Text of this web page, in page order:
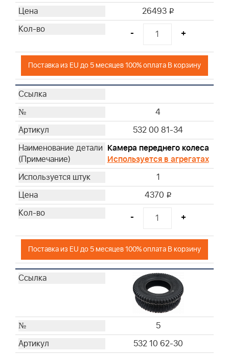
26493 i
- +
Поставка из EU до 5 месяцев 100% оплата В корзину
4
532 00 81-34
Камера переднего колеса
Используется в агрегатах
1
4370 i
- +
Поставка из EU до 5 месяцев 100% оплата В корзину
5
532 10 62-30